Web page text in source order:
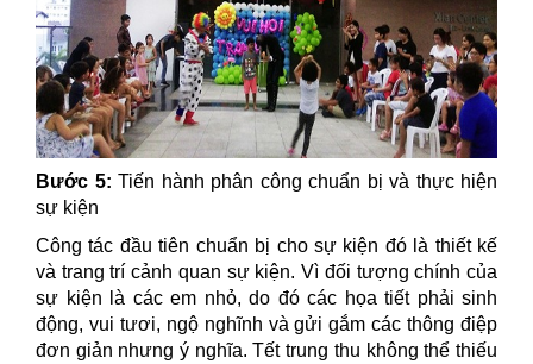
Bước 5: Tiến hành phân công chuẩn bị và thực hiện
sự kiện
Công tác đầu tiên chuẩn bị cho sự kiện đó là thiết kế
và trang trí cảnh quan sự kiện. Vì đối tượng chính của
sự kiện là các em nhỏ, do đó các họa tiết phải sinh
động, vui tươi, ngộ nghĩnh và gửi gắm các thông điệp
đơn giản nhưng ý nghĩa. Tết trung thu không thể thiếu